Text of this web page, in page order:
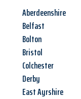
Aberdeenshire
Belfast
Bolton
Bristol
Colchester
Derby
East Ayrshire